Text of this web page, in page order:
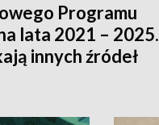
Programu
lata 2021 – 2025.
innych źródeł